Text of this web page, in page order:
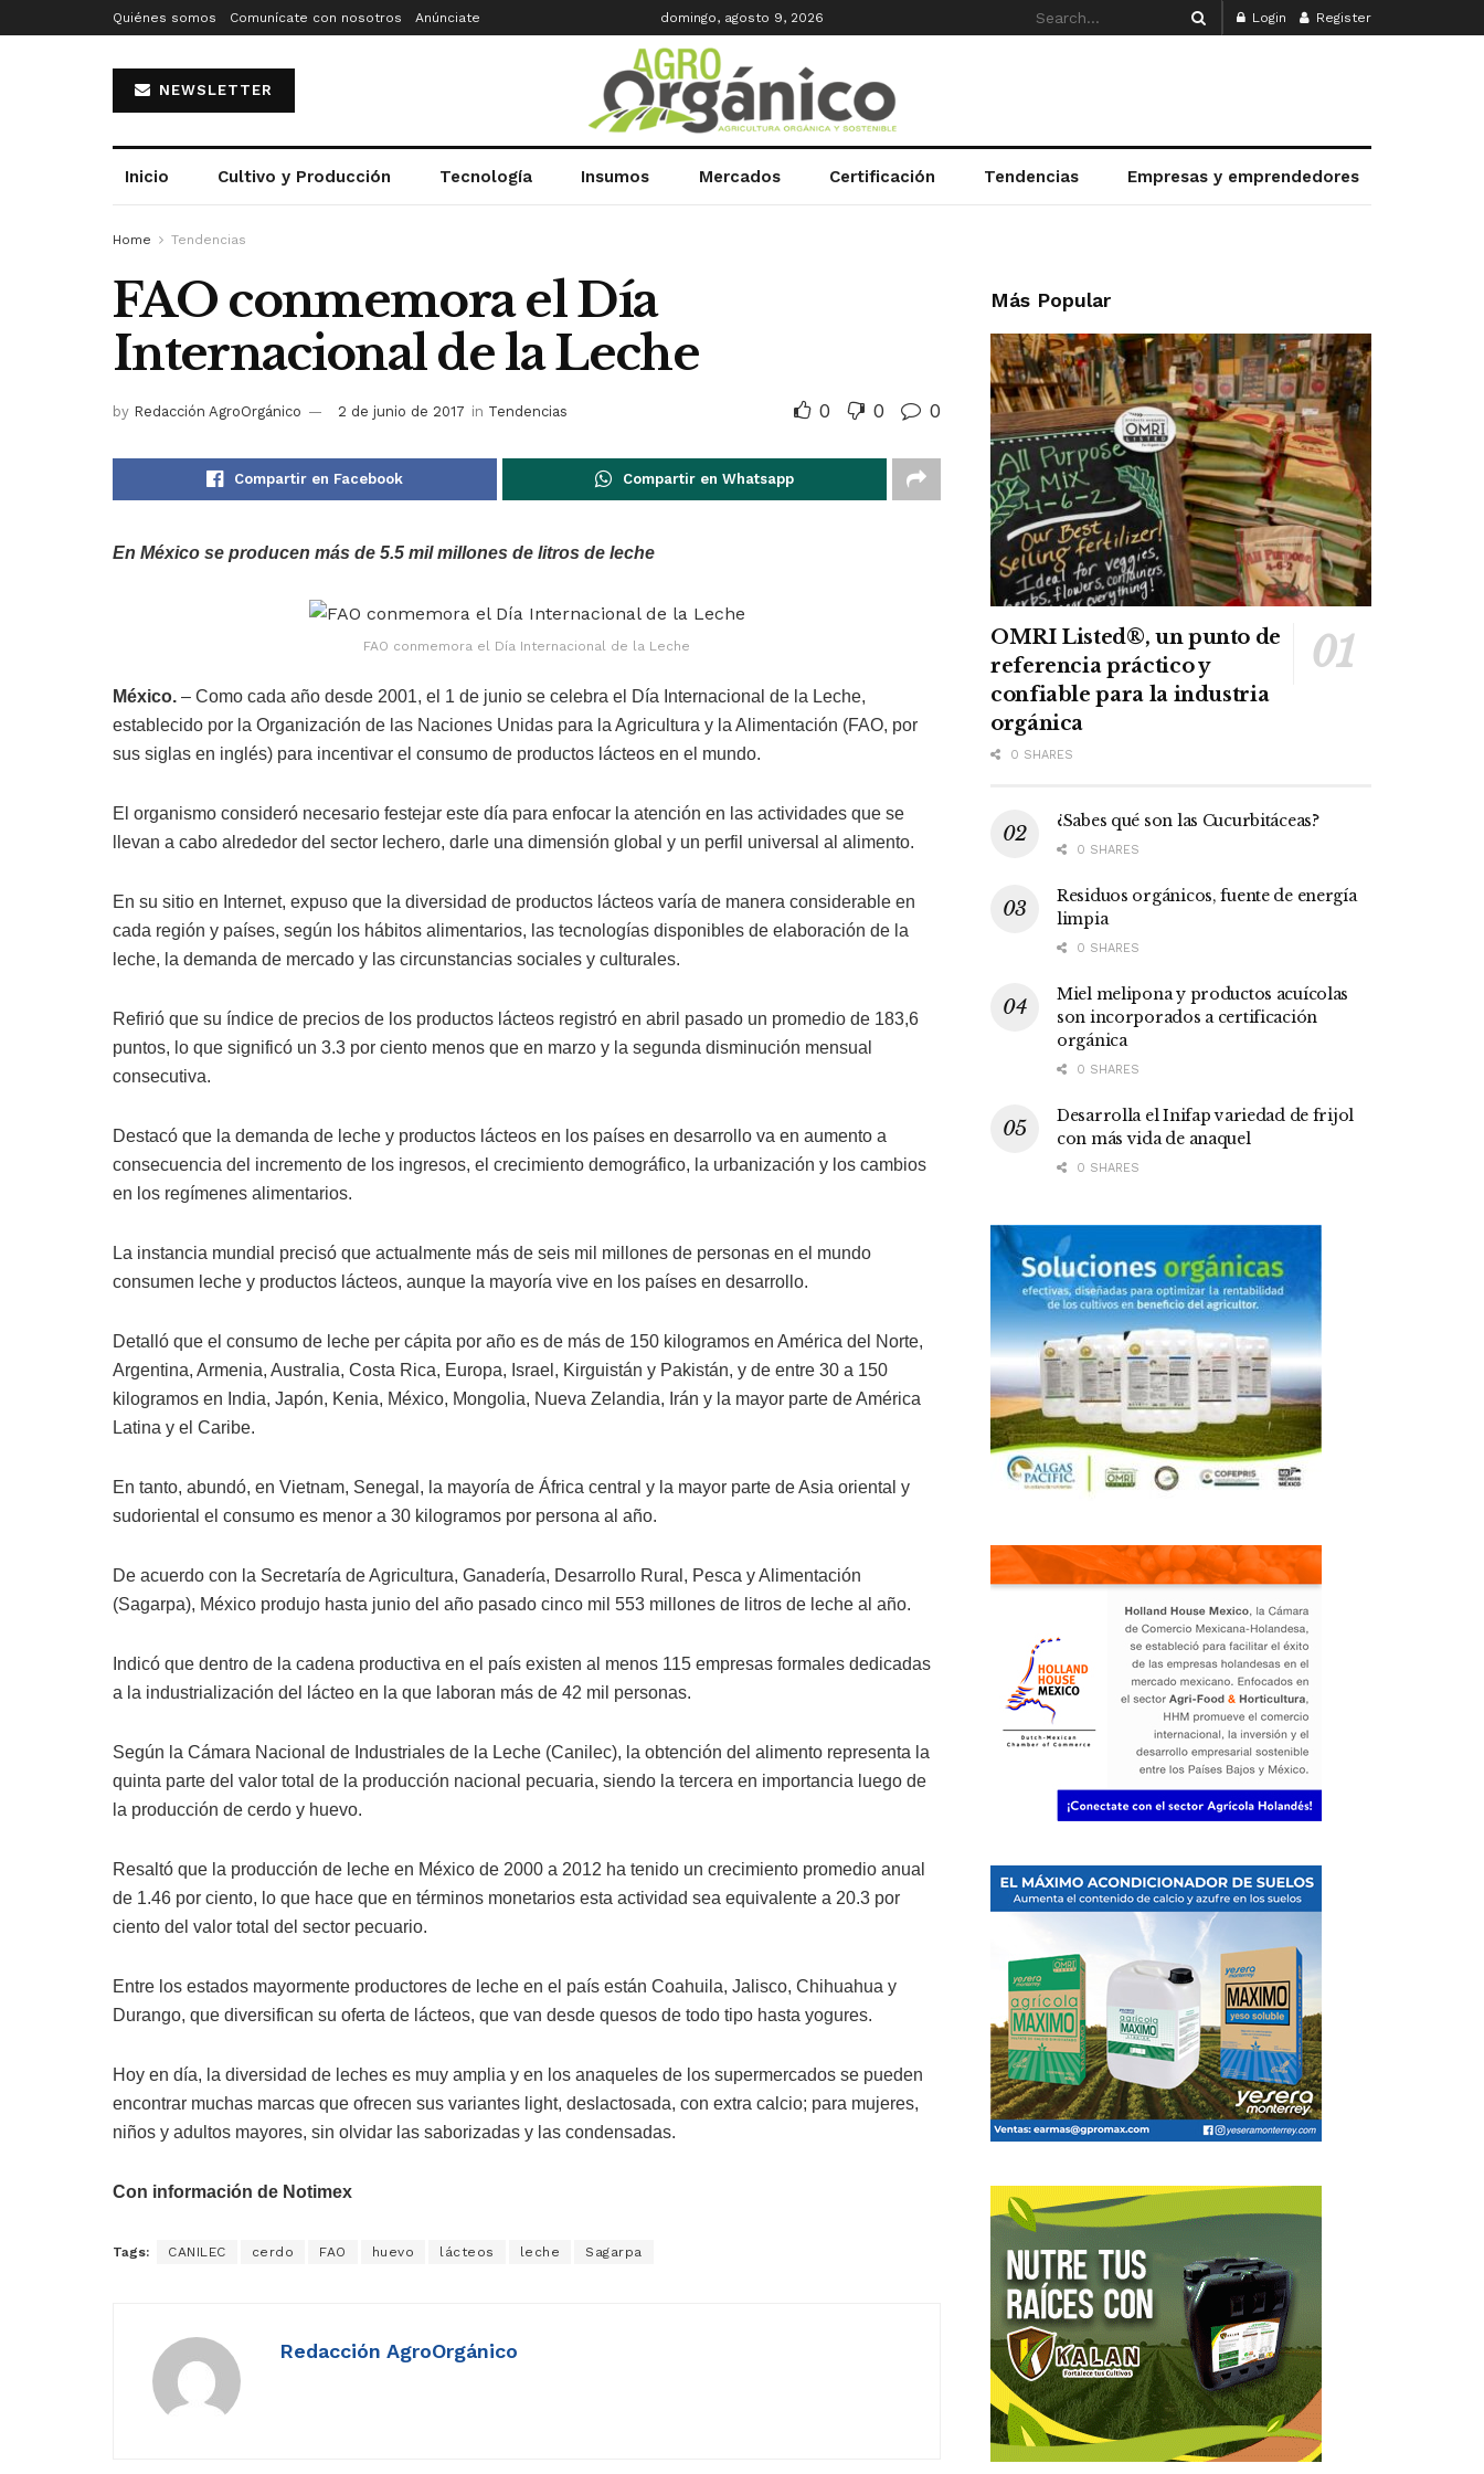
Quiénes somos Comunícate con nosotros Anúnciate domingo, agosto 9, 2026 Login Register
NEWSLETTER
Inicio Cultivo y Producción Tecnología Insumos Mercados Certificación Tendencias Empresas y emprendedores
Home Tendencias
FAO conmemora el Día
Internacional de la Leche
by Redacción AgroOrgánico 2 de junio de 2017 in Tendencias 0 0 0
Compartir en Facebook Compartir en Whatsapp
En México se producen más de 5.5 mil millones de litros de leche
FAO conmemora el Día Internacional de la Leche
México. – Como cada año desde 2001, el 1 de junio se celebra el Día Internacional de la Leche,
establecido por la Organización de las Naciones Unidas para la Agricultura y la Alimentación (FAO, por
sus siglas en inglés) para incentivar el consumo de productos lácteos en el mundo.
El organismo consideró necesario festejar este día para enfocar la atención en las actividades que se
llevan a cabo alrededor del sector lechero, darle una dimensión global y un perfil universal al alimento.
En su sitio en Internet, expuso que la diversidad de productos lácteos varía de manera considerable en
cada región y países, según los hábitos alimentarios, las tecnologías disponibles de elaboración de la
leche, la demanda de mercado y las circunstancias sociales y culturales.
Refirió que su índice de precios de los productos lácteos registró en abril pasado un promedio de 183,6
puntos, lo que significó un 3.3 por ciento menos que en marzo y la segunda disminución mensual
consecutiva.
Destacó que la demanda de leche y productos lácteos en los países en desarrollo va en aumento a
consecuencia del incremento de los ingresos, el crecimiento demográfico, la urbanización y los cambios
en los regímenes alimentarios.
La instancia mundial precisó que actualmente más de seis mil millones de personas en el mundo
consumen leche y productos lácteos, aunque la mayoría vive en los países en desarrollo.
Detalló que el consumo de leche per cápita por año es de más de 150 kilogramos en América del Norte,
Argentina, Armenia, Australia, Costa Rica, Europa, Israel, Kirguistán y Pakistán, y de entre 30 a 150
kilogramos en India, Japón, Kenia, México, Mongolia, Nueva Zelandia, Irán y la mayor parte de América
Latina y el Caribe.
En tanto, abundó, en Vietnam, Senegal, la mayoría de África central y la mayor parte de Asia oriental y
sudoriental el consumo es menor a 30 kilogramos por persona al año.
De acuerdo con la Secretaría de Agricultura, Ganadería, Desarrollo Rural, Pesca y Alimentación
(Sagarpa), México produjo hasta junio del año pasado cinco mil 553 millones de litros de leche al año.
Indicó que dentro de la cadena productiva en el país existen al menos 115 empresas formales dedicadas
a la industrialización del lácteo en la que laboran más de 42 mil personas.
Según la Cámara Nacional de Industriales de la Leche (Canilec), la obtención del alimento representa la
quinta parte del valor total de la producción nacional pecuaria, siendo la tercera en importancia luego de
la producción de cerdo y huevo.
Resaltó que la producción de leche en México de 2000 a 2012 ha tenido un crecimiento promedio anual
de 1.46 por ciento, lo que hace que en términos monetarios esta actividad sea equivalente a 20.3 por
ciento del valor total del sector pecuario.
Entre los estados mayormente productores de leche en el país están Coahuila, Jalisco, Chihuahua y
Durango, que diversifican su oferta de lácteos, que van desde quesos de todo tipo hasta yogures.
Hoy en día, la diversidad de leches es muy amplia y en los anaqueles de los supermercados se pueden
encontrar muchas marcas que ofrecen sus variantes light, deslactosada, con extra calcio; para mujeres,
niños y adultos mayores, sin olvidar las saborizadas y las condensadas.
Con información de Notimex
Tags: CANILEC cerdo FAO huevo lácteos leche Sagarpa
Redacción AgroOrgánico
Más Popular
OMRI Listed®, un punto de
referencia práctico y
confiable para la industria
orgánica
0 SHARES
¿Sabes qué son las Cucurbitáceas?
0 SHARES
Residuos orgánicos, fuente de energía
limpia
0 SHARES
Miel melipona y productos acuícolas
son incorporados a certificación
orgánica
0 SHARES
Desarrolla el Inifap variedad de frijol
con más vida de anaquel
0 SHARES